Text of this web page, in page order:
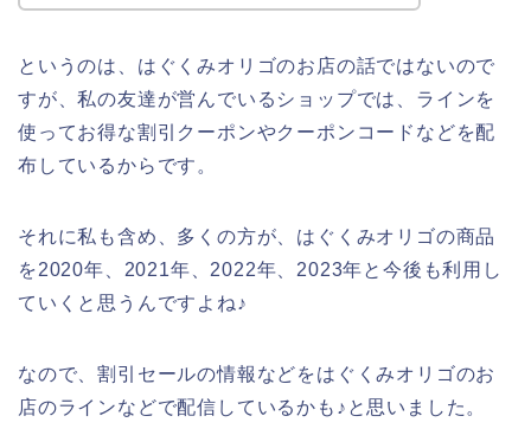
というのは、はぐくみオリゴのお店の話ではないので
すが、私の友達が営んでいるショップでは、ラインを
使ってお得な割引クーポンやクーポンコードなどを配
布しているからです。
それに私も含め、多くの方が、はぐくみオリゴの商品
を2020年、2021年、2022年、2023年と今後も利用し
ていくと思うんですよね♪
なので、割引セールの情報などをはぐくみオリゴのお
店のラインなどで配信しているかも♪と思いました。